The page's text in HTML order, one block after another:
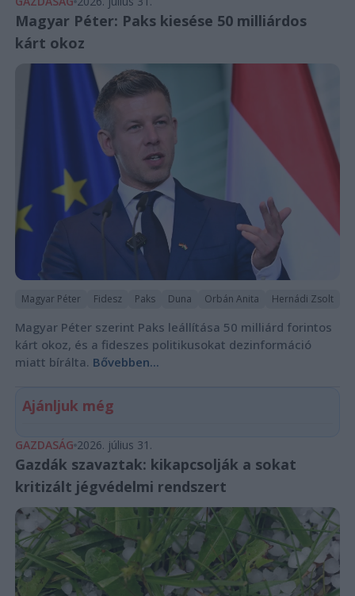
Magyar Péter: Paks kiesése 50 milliárdos
kárt okoz
Magyar Péter Fidesz Paks Duna Orbán Anita Hernádi Zsolt
Magyar Péter szerint Paks leállítása 50 milliárd forintos
kárt okoz, és a fideszes politikusokat dezinformáció
miatt bírálta. Bővebben...
Ajánljuk még
GAZDASÁG 2026. július 31.
Gazdák szavaztak: kikapcsolják a sokat
kritizált jégvédelmi rendszert